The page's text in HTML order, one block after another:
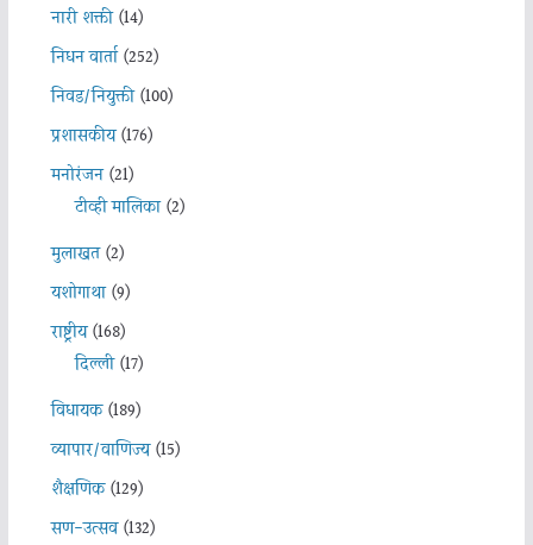
नारी शक्ती(14)
निधन वार्ता(252)
निवड/नियुक्ती(100)
प्रशासकीय(176)
मनोरंजन(21)
टीव्ही मालिका(2)
मुलाखत(2)
यशोगाथा(9)
राष्ट्रीय(168)
दिल्ली(17)
विधायक(189)
व्यापार/वाणिज्य(15)
शैक्षणिक(129)
सण-उत्सव(132)